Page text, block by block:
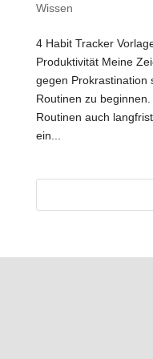
Wissen
4 Habit Tracker
Produktivität Meine
gegen Prokrastination
Routinen zu
Routinen auch
ein...